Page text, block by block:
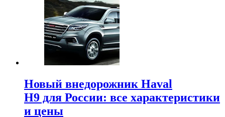
Новый внедорожник Haval
H9 для России: все характеристики
и цены